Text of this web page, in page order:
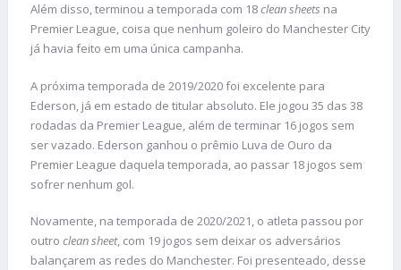
Além disso, terminou a temporada com 18clean sheets na
Premier League, coisa que nenhum goleiro do Manchester City
já havia feito em uma única campanha.
A próxima temporada de 2019/2020 foi excelente para
Ederson, já em estado de titular absoluto. Ele jogou 35 das 38
rodadas da Premier League, além de terminar 16 jogos sem
ser vazado. Ederson ganhou o prêmio Luva de Ouro da
Premier League daquela temporada, ao passar 18 jogos sem
sofrer nenhum gol.
Novamente, na temporada de 2020/2021, o atleta passou por
outro clean sheet, com 19 jogos sem deixar os adversários
balançarem as redes do Manchester. Foi presenteado, desse